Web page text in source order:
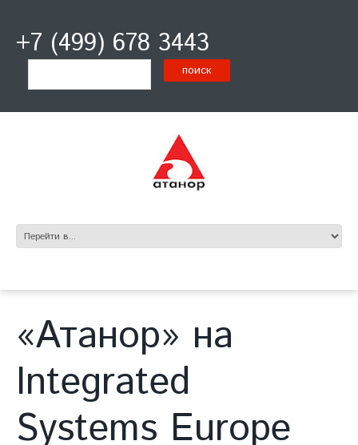
+7 (499) 678 3443
«Атанор» на
Integrated
Systems Europe